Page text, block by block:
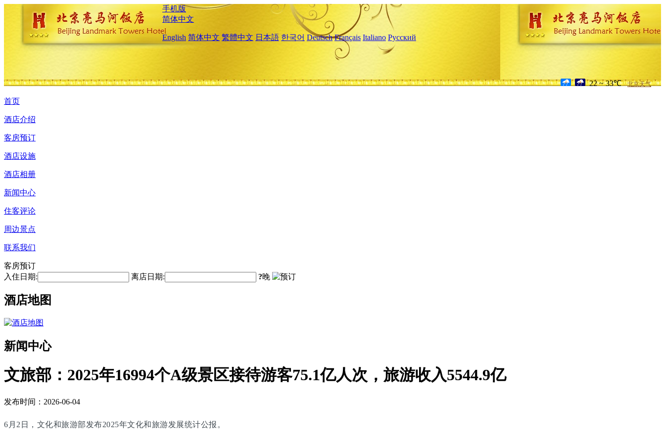
手机版
简体中文
English 简体中文 繁體中文 日本語 한국어 Deutsch Français Italiano Русский
22 ~ 33℃ 北京天气
首页
酒店介绍
客房预订
酒店设施
酒店相册
新闻中心
住客评论
周边景点
联系我们
客房预订
入住日期:
离店日期: ?晚
酒店地图
新闻中心
文旅部：2025年16994个A级景区接待游客75.1亿人次，旅游收入5544.9亿
发布时间：2026-06-04
6月2日，文化和旅游部发布2025年文化和旅游发展统计公报。